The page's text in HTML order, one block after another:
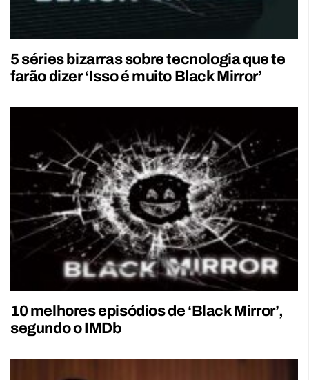
5 séries bizarras sobre tecnologia que te
farão dizer ‘Isso é muito Black Mirror’
10 melhores episódios de ‘Black Mirror’,
segundo o IMDb